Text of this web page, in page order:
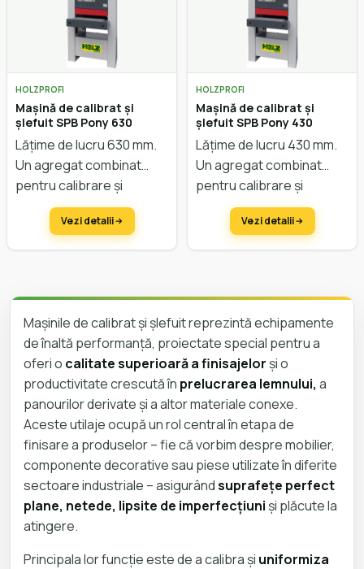
HOLZPROFI
Mașină de calibrat și
șlefuit SPB Pony 630
Lățime de lucru 630 mm.
Un agregat combinat
pentru calibrare și
șlefuire. Pentru lemn sau
Vezi detalii
HOLZPROFI
Mașină de calibrat și
șlefuit SPB Pony 430
Lățime de lucru 430 mm.
Un agregat combinat
pentru calibrare și
șlefuire. Pentru lemn sau
Vezi detalii
Mașinile de calibrat și șlefuit reprezintă echipamente
de înaltă performanță, proiectate special pentru a
oferi o calitate superioară a finisajelor și o
productivitate crescută în prelucrarea lemnului, a
panourilor derivate și a altor materiale conexe.
Aceste utilaje ocupă un rol central în etapa de
finisare a produselor – fie că vorbim despre mobilier,
componente decorative sau piese utilizate în diferite
sectoare industriale – asigurândsuprafețe perfect
plane, netede, lipsite de imperfecțiuni și plăcute la
atingere.
Principala lor funcție este de a calibra și uniformiza